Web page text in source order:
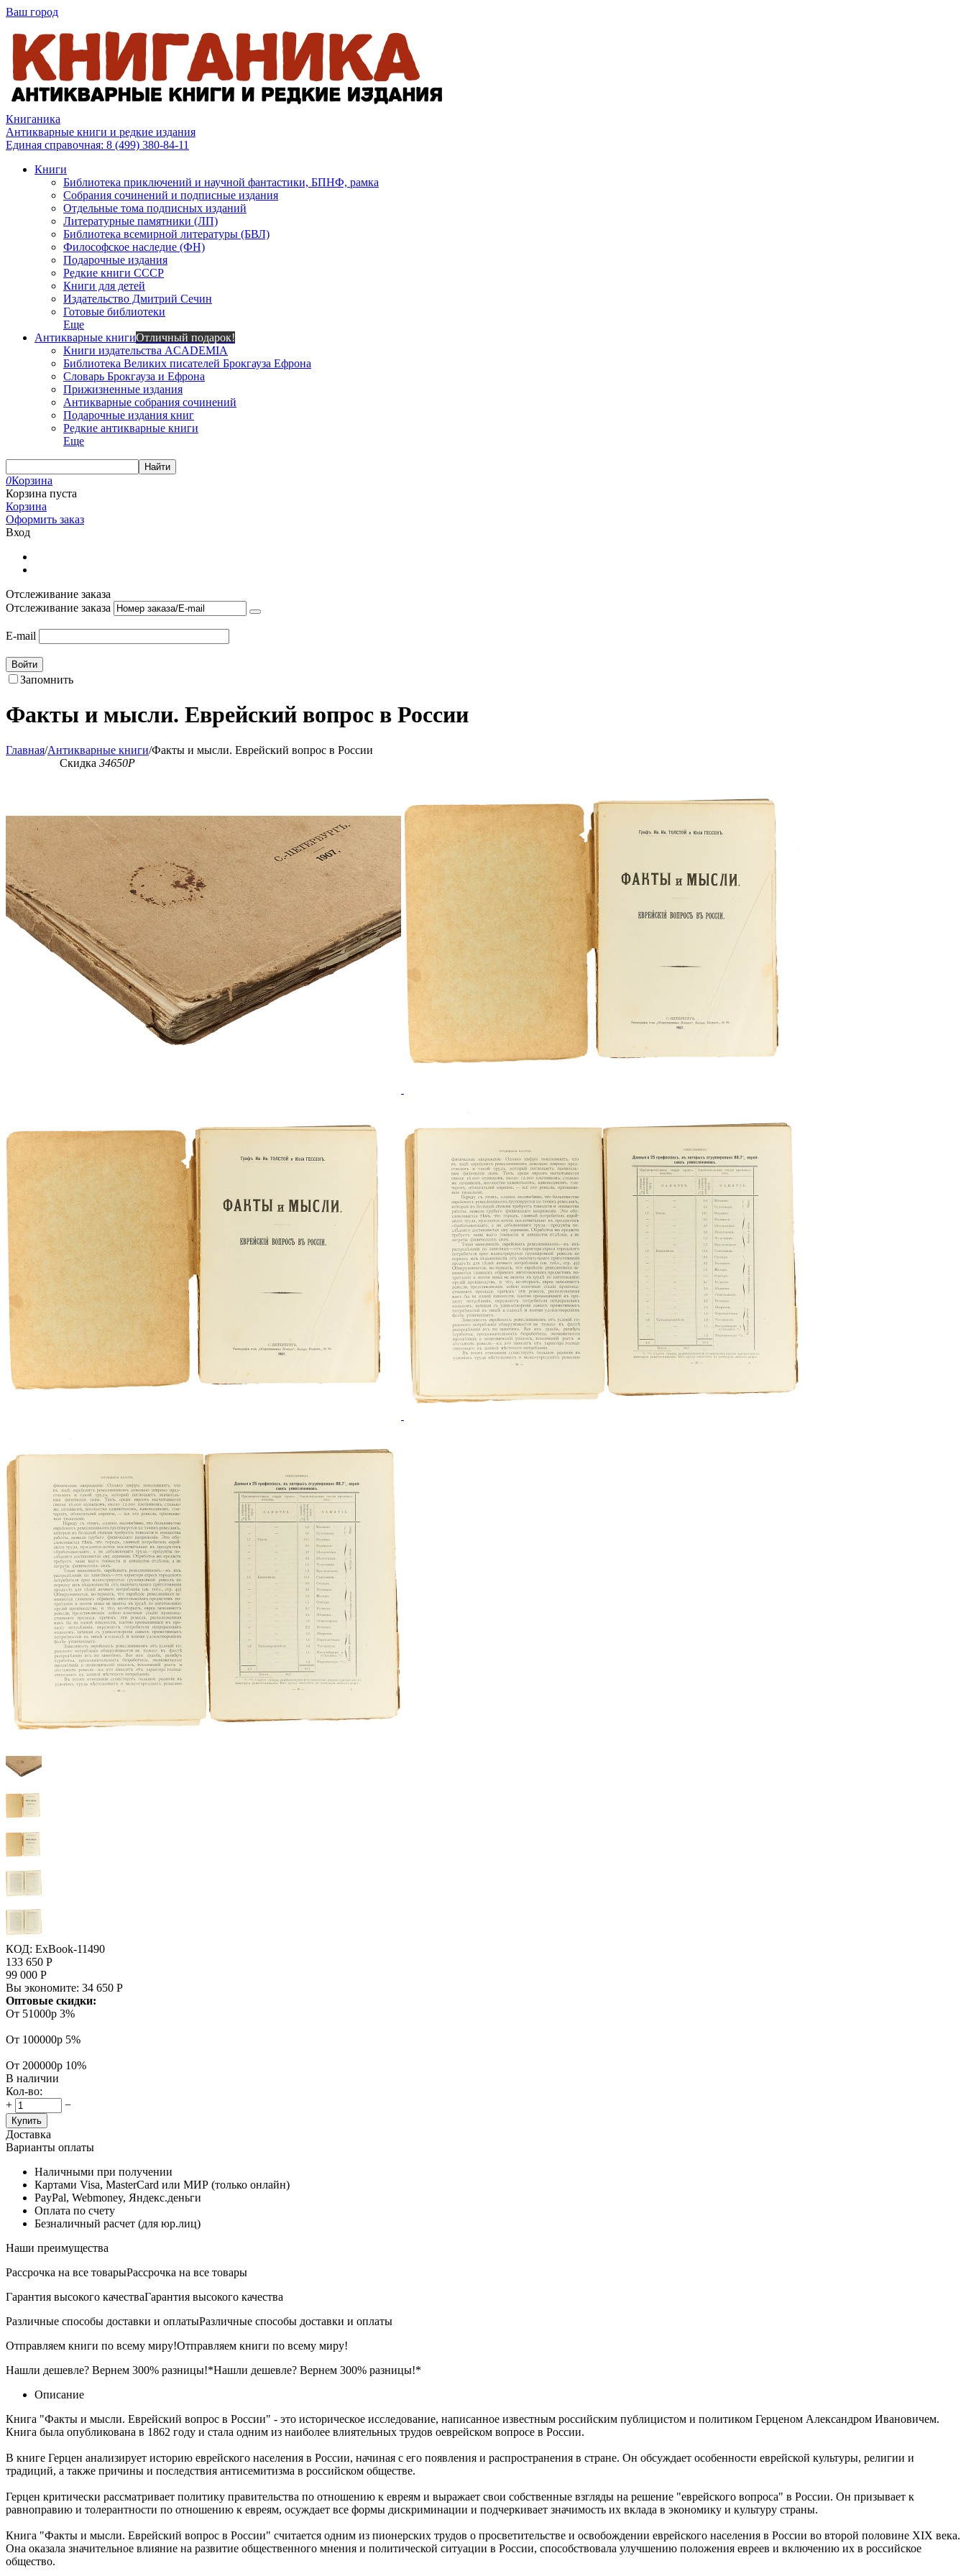
Ваш город
Книганика
Антикварные книги и редкие издания
Единая справочная: 8 (499) 380-84-11
Книги
Библиотека приключений и научной фантастики, БПНФ, рамка
Собрания сочинений и подписные издания
Отдельные тома подписных изданий
Литературные памятники (ЛП)
Библиотека всемирной литературы (БВЛ)
Философское наследие (ФН)
Подарочные издания
Редкие книги СССР
Книги для детей
Издательство Дмитрий Сечин
Готовые библиотеки
Еще
Антикварные книгиОтличный подарок!
Книги издательства ACADEMIA
Библиотека Великих писателей Брокгауза Ефрона
Словарь Брокгауза и Ефрона
Прижизненные издания
Антикварные собрания сочинений
Подарочные издания книг
Редкие антикварные книги
Еще
Найти
0Корзина
Корзина пуста
Корзина
Оформить заказ
Вход
Отслеживание заказа
Отслеживание заказа
E-mail
Войти
Запомнить
Факты и мысли. Еврейский вопрос в России
Главная/Антикварные книги/Факты и мысли. Еврейский вопрос в России
Скидка 34650Р
КОД: ExBook-11490
133 650 Р
99 000 Р
Вы экономите: 34 650 Р
Оптовые скидки:
От 51000р 3%
От 100000р 5%
От 200000р 10%
В наличии
Кол-во:
+
−
Купить
Доставка
Варианты оплаты
Наличными при получении
Картами Visa, MasterCard или МИР (только онлайн)
PayPal, Webmoney, Яндекс.деньги
Оплата по счету
Безналичный расчет (для юр.лиц)
Наши преимущества
Рассрочка на все товарыРассрочка на все товары
Гарантия высокого качестваГарантия высокого качества
Различные способы доставки и оплатыРазличные способы доставки и оплаты
Отправляем книги по всему миру!Отправляем книги по всему миру!
Нашли дешевле? Вернем 300% разницы!*Нашли дешевле? Вернем 300% разницы!*
Описание
Книга "Факты и мысли. Еврейский вопрос в России" - это историческое исследование, написанное известным российским публицистом и политиком Герценом Александром Ивановичем.
Книга была опубликована в 1862 году и стала одним из наиболее влиятельных трудов оеврейском вопросе в России.
В книге Герцен анализирует историю еврейского населения в России, начиная с его появления и распространения в стране. Он обсуждает особенности еврейской культуры, религии и
традиций, а также причины и последствия антисемитизма в российском обществе.
Герцен критически рассматривает политику правительства по отношению к евреям и выражает свои собственные взгляды на решение "еврейского вопроса" в России. Он призывает к
равноправию и толерантности по отношению к евреям, осуждает все формы дискриминации и подчеркивает значимость их вклада в экономику и культуру страны.
Книга "Факты и мысли. Еврейский вопрос в России" считается одним из пионерских трудов о просветительстве и освобождении еврейского населения в России во второй половине XIX века.
Она оказала значительное влияние на развитие общественного мнения и политической ситуации в России, способствовала улучшению положения евреев и включению их в российское
общество.